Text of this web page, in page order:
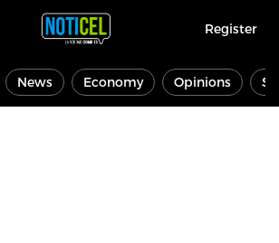
Register
News Economy Opinions